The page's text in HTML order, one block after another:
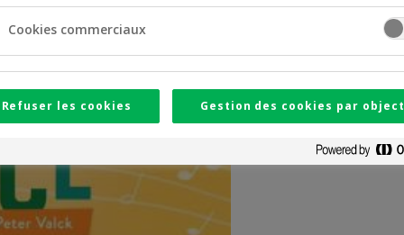
Cookies commerciaux
Refuser les cookies Gestion des cookies par